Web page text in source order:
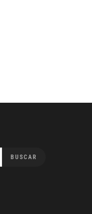
BUSCAR